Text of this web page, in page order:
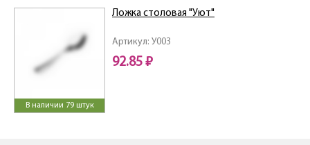
В наличии 79 штук
Артикул: У003
Ложка столовая "Уют"
92.85 ₽